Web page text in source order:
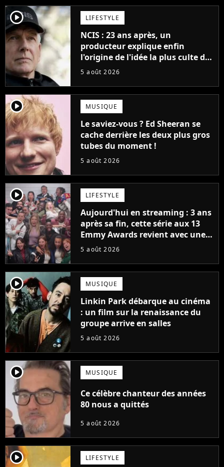
player2 LIFESTYLE
NCIS : 23 ans après, un
producteur explique enfin
l'origine de l'idée la plus culte de
la série (et on ne parle pas du
5 août 2026
player2 MUSIQUE
Le saviez-vous ? Ed Sheeran se
cache derrière les deux plus gros
tubes du moment !
5 août 2026
player2 LIFESTYLE
Aujourd'hui en streaming : 3 ans
après sa fin, cette série aux 13
Emmy Awards revient avec une
suite... totalement différente
5 août 2026
player2 MUSIQUE
Linkin Park débarque au cinéma
: un film sur la renaissance du
groupe arrive en salles
5 août 2026
player2 MUSIQUE
Ce célèbre chanteur des années
80 nous a quittés
5 août 2026
player2 LIFESTYLE